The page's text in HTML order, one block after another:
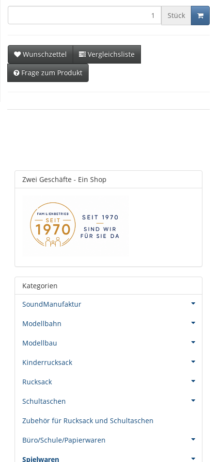
Stück
Wunschzettel
Vergleichsliste
Frage zum Produkt
Zwei Geschäfte - Ein Shop
Kategorien
SoundManufaktur
Modellbahn
Modellbau
Kinderrucksack
Rucksack
Schultaschen
Zubehör für Rucksack und Schultaschen
Büro/Schule/Papierwaren
Spielwaren